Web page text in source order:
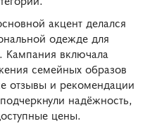
акцент делался
одежде для
Кампания включала
семейных образов
отзывы и рекомендации
надёжность,
цены.